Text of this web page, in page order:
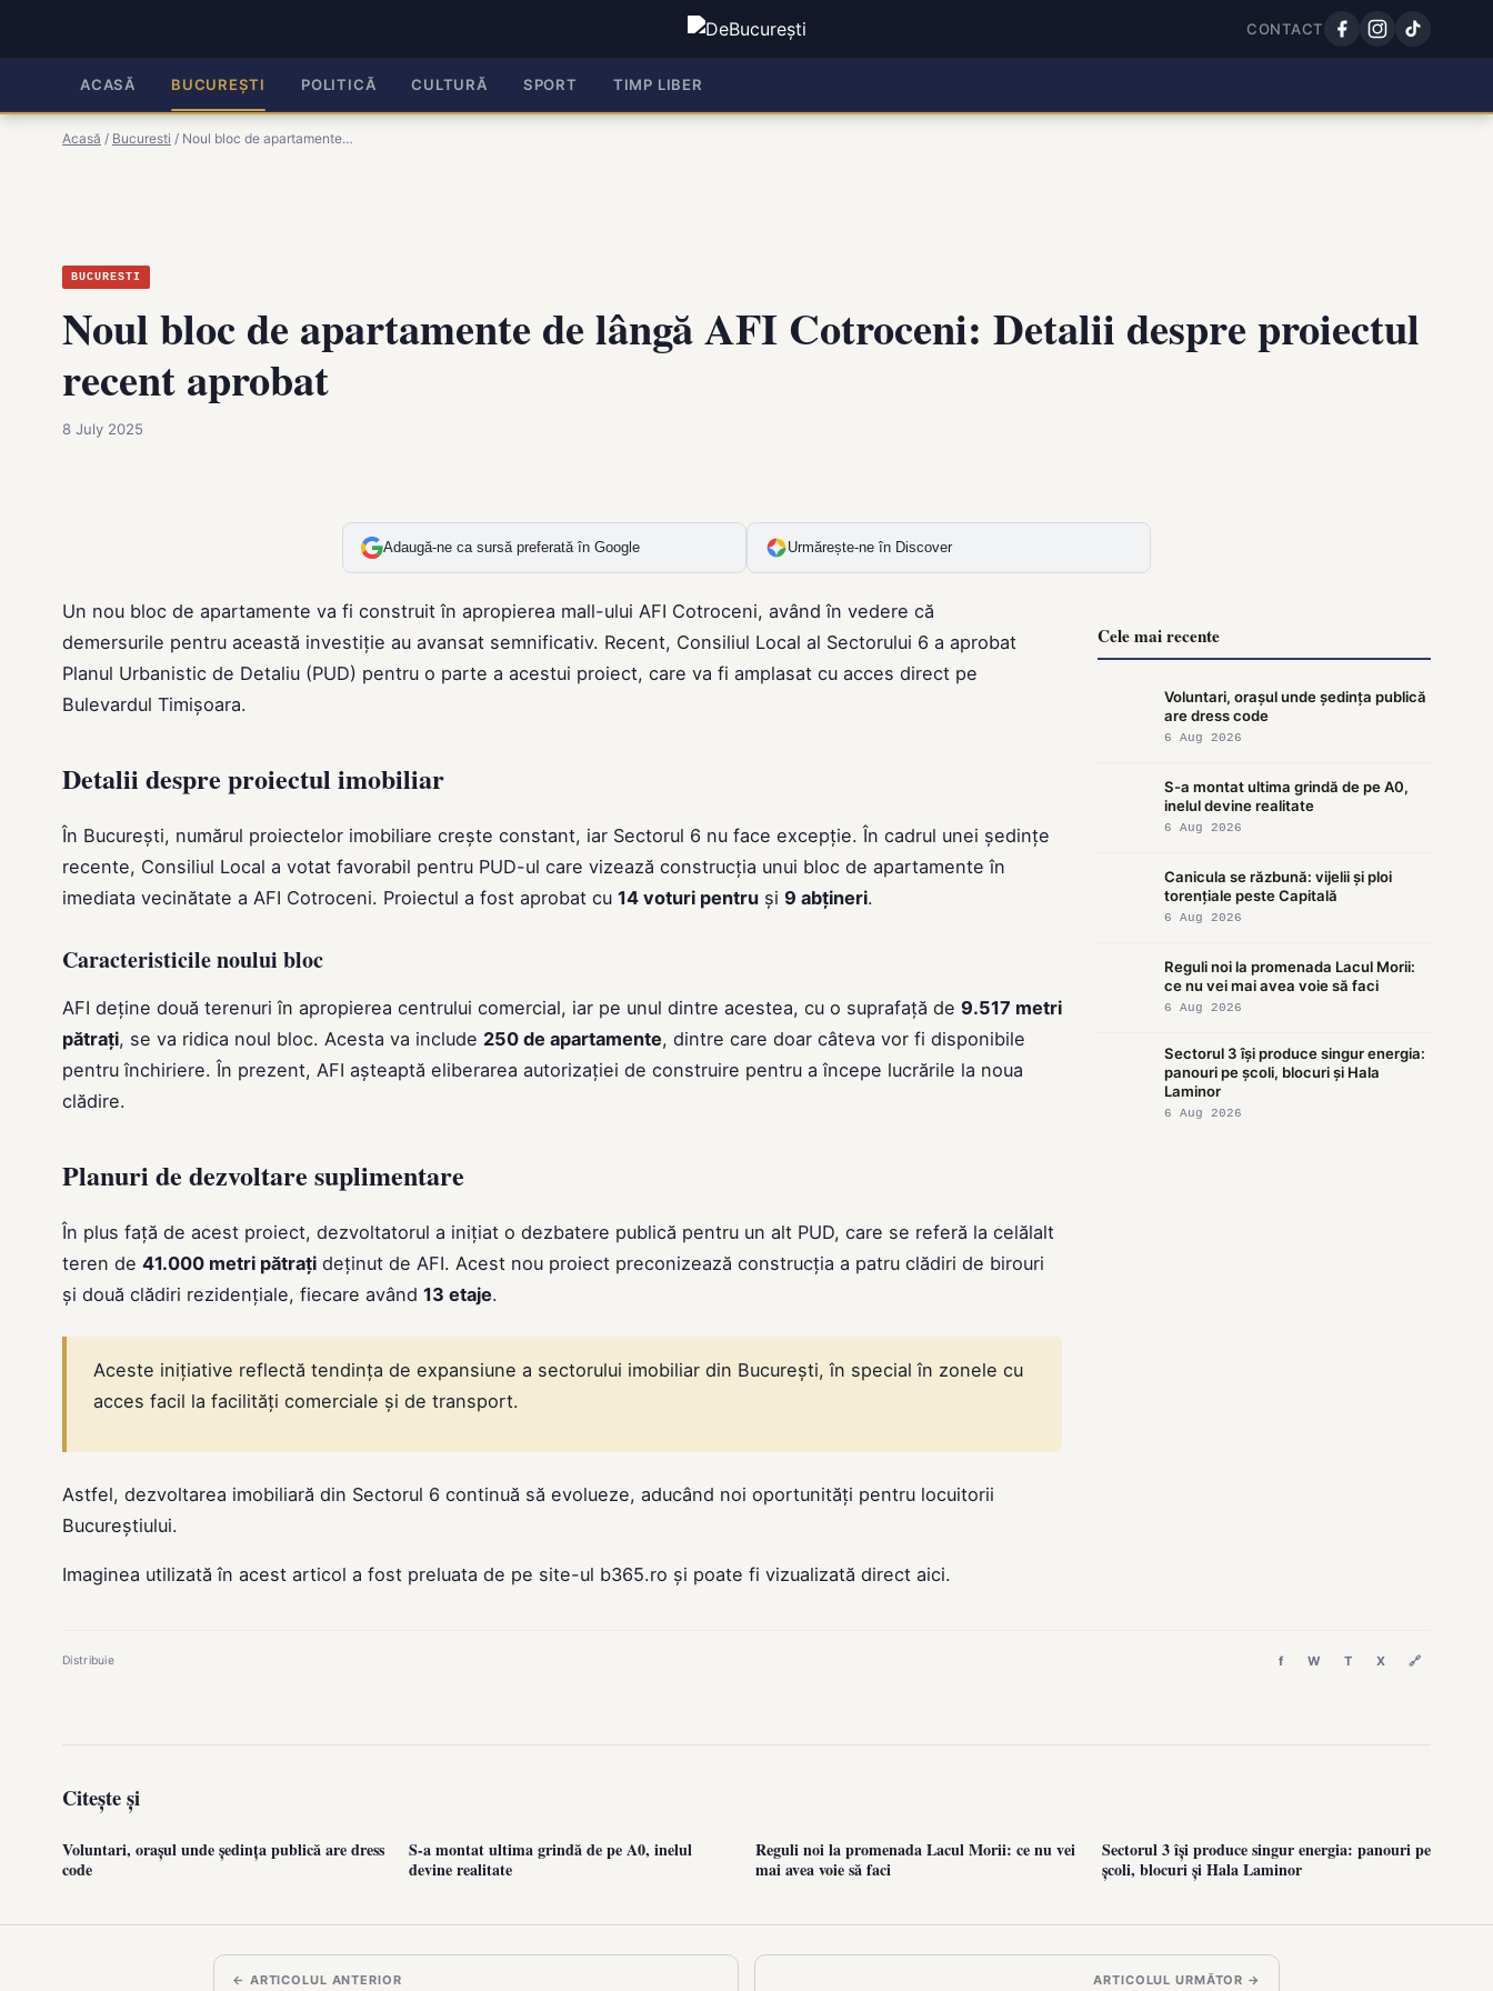
CONTACT
ACASĂ BUCUREȘTI POLITICĂ CULTURĂ SPORT TIMP LIBER
Acasă / Bucuresti / Noul bloc de apartamente…
BUCURESTI
Noul bloc de apartamente de lângă AFI Cotroceni: Detalii despre proiectul
recent aprobat
8 July 2025
Adaugă-ne ca sursă preferată în Google Urmărește-ne în Discover
Un nou bloc de apartamente va fi construit în apropierea mall-ului AFI Cotroceni, având în vedere că
demersurile pentru această investiție au avansat semnificativ. Recent, Consiliul Local al Sectorului 6 a aprobat
Planul Urbanistic de Detaliu (PUD) pentru o parte a acestui proiect, care va fi amplasat cu acces direct pe
Bulevardul Timișoara.
Detalii despre proiectul imobiliar
În București, numărul proiectelor imobiliare crește constant, iar Sectorul 6 nu face excepție. În cadrul unei ședințe
recente, Consiliul Local a votat favorabil pentru PUD-ul care vizează construcția unui bloc de apartamente în
imediata vecinătate a AFI Cotroceni. Proiectul a fost aprobat cu 14 voturi pentru și 9 abțineri.
Caracteristicile noului bloc
AFI deține două terenuri în apropierea centrului comercial, iar pe unul dintre acestea, cu o suprafață de 9.517 metri
pătrați, se va ridica noul bloc. Acesta va include 250 de apartamente, dintre care doar câteva vor fi disponibile
pentru închiriere. În prezent, AFI așteaptă eliberarea autorizației de construire pentru a începe lucrările la noua
clădire.
Planuri de dezvoltare suplimentare
În plus față de acest proiect, dezvoltatorul a inițiat o dezbatere publică pentru un alt PUD, care se referă la celălalt
teren de 41.000 metri pătrați deținut de AFI. Acest nou proiect preconizează construcția a patru clădiri de birouri
și două clădiri rezidențiale, fiecare având 13 etaje.
Aceste inițiative reflectă tendința de expansiune a sectorului imobiliar din București, în special în zonele cu
acces facil la facilități comerciale și de transport.
Astfel, dezvoltarea imobiliară din Sectorul 6 continuă să evolueze, aducând noi oportunități pentru locuitorii
Bucureștiului.
Imaginea utilizată în acest articol a fost preluata de pe site-ul b365.ro și poate fi vizualizată direct aici.
Cele mai recente
Voluntari, orașul unde ședința publică
are dress code
6 Aug 2026
S-a montat ultima grindă de pe A0,
inelul devine realitate
6 Aug 2026
Canicula se răzbună: vijelii și ploi
torențiale peste Capitală
6 Aug 2026
Reguli noi la promenada Lacul Morii:
ce nu vei mai avea voie să faci
6 Aug 2026
Sectorul 3 își produce singur energia:
panouri pe școli, blocuri și Hala
Laminor
6 Aug 2026
Distribuie f W T X 🔗
Citește și
Voluntari, orașul unde ședința publică are dress
code
S-a montat ultima grindă de pe A0, inelul
devine realitate
Reguli noi la promenada Lacul Morii: ce nu vei
mai avea voie să faci
Sectorul 3 își produce singur energia: panouri pe
școli, blocuri și Hala Laminor
← ARTICOLUL ANTERIOR ARTICOLUL URMĂTOR →